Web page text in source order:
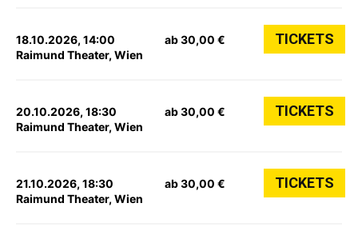
18.10.2026, 14:00
Raimund Theater, Wien
ab 30,00 € TICKETS
20.10.2026, 18:30
Raimund Theater, Wien
ab 30,00 € TICKETS
21.10.2026, 18:30
Raimund Theater, Wien
ab 30,00 € TICKETS